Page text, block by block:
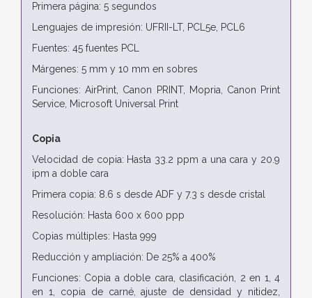
Primera página: 5 segundos
Lenguajes de impresión: UFRII-LT, PCL5e, PCL6
Fuentes: 45 fuentes PCL
Márgenes: 5 mm y 10 mm en sobres
Funciones: AirPrint, Canon PRINT, Mopria, Canon Print
Service, Microsoft Universal Print
Copia
Velocidad de copia: Hasta 33.2 ppm a una cara y 20.9
ipm a doble cara
Primera copia: 8.6 s desde ADF y 7.3 s desde cristal
Resolución: Hasta 600 x 600 ppp
Copias múltiples: Hasta 999
Reducción y ampliación: De 25% a 400%
Funciones: Copia a doble cara, clasificación, 2 en 1, 4
en 1, copia de carné, ajuste de densidad y nitidez,